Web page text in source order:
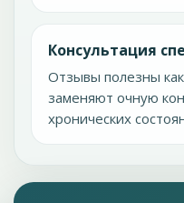
Консультация
Отзывы полезны
заменяют очную
хронических